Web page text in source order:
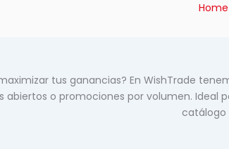
Home
tus ganancias? En WishTrade
abiertos o promociones por volumen.